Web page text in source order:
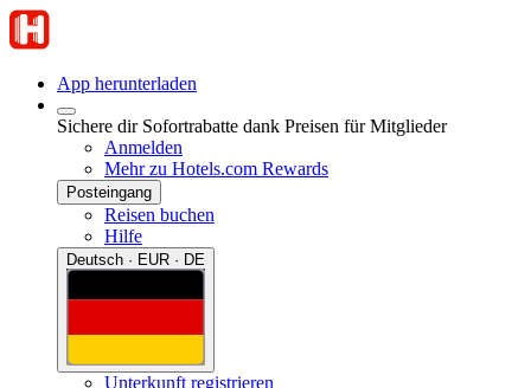
App herunterladen
Sichere dir Sofortrabatte dank Preisen für Mitglieder
Anmelden
Mehr zu Hotels.com Rewards
Posteingang
Reisen buchen
Hilfe
Deutsch · EUR · DE
Unterkunft registrieren